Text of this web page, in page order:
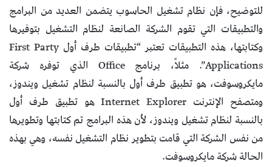
للتوضيح، فإن نظام تشغيل الحاسوب يتضمن العديد من البرامج
والتطبيقات التي تقوم الشركة الصانعة لنظام التشغيل بتوفيرها
وكتابتها، هذه التطبيقات تعتبر “تطبيقات طرف أول First Party
Applications”. مثلاً، برنامج Office الذي توفره شركة
مايكروسوفت، هو تطبيق طرف أول بالنسبة لنظام تشغيل ويندوز،
ومتصفح الإنترنت Internet Explorer هو تطبيق طرف أول
بالنسبة لنظام تشغيل ويندوز، لأن هذه البرامج تم كتابتها وتطويرها
من نفس الشركة التي قامت بتطوير نظام التشغيل نفسه، وهي بهذه
الحالة شركة مايكروسوفت.